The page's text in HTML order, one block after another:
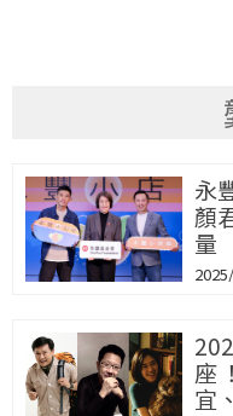
永
顏
量
座
宜